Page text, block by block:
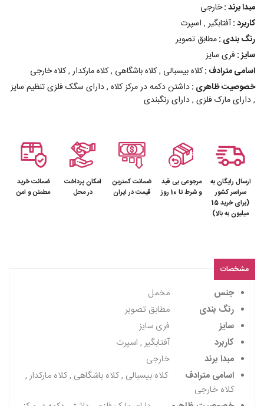
مبدا برند :خارجی
کاربرد :آفتابگیر , اسپرت
رنگ بندی :مطابق تصویر
سایز : فری سایز
اسامی مترادف :کلاه بیسبالی , کلاه باشگاهی , کلاه مارکدار , کلاه خارجی
خصوصیت ظاهری :داشتن دکمه در مرکز کلاه , دارای سگک فلزی تنظیم سایز
, دارای مارک فلزی , دارای رنگبندی
ارسال رایگان به
سراسر کشور
(برای خرید 15
میلیون به بالا)
مرجوعی بی قید
و شرط تا 10 روز
ضمانت کمترین
قیمت در ایران
امکان پرداخت
در محل
ضمانت خرید
مطمئن و امن
مشخصات
جنس
مخمل
رنگ بندی
مطابق تصویر
سایز
فری سایز
کاربرد
آفتابگیر , اسپرت
مبدا برند
خارجی
اسامی مترادف
کلاه بیسبالی , کلاه باشگاهی , کلاه مارکدار ,
کلاه خارجی